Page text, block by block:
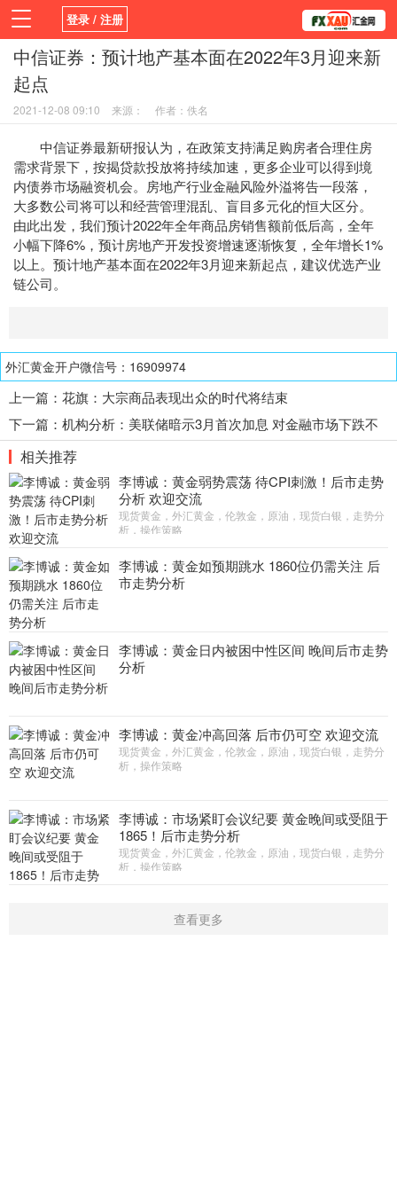
登录 / 注册
首页 新闻 观点 货币
学院
平台
中信证券：预计地产基本面在2022年3月迎来新
起点
2021-12-08 09:10 来源： 作者：佚名
中信证券最新研报认为，在政策支持满足购房者合理住房
需求背景下，按揭贷款投放将持续加速，更多企业可以得到境
内债券市场融资机会。房地产行业金融风险外溢将告一段落，
大多数公司将可以和经营管理混乱、盲目多元化的恒大区分。
由此出发，我们预计2022年全年商品房销售额前低后高，全年
小幅下降6%，预计房地产开发投资增速逐渐恢复，全年增长1%
以上。预计地产基本面在2022年3月迎来新起点，建议优选产业
链公司。
外汇黄金开户微信号：16909974
上一篇： 花旗：大宗商品表现出众的时代将结束
下一篇： 机构分析：美联储暗示3月首次加息 对金融市场下跌不
加理会
相关推荐
李博诚：黄金弱势震荡 待CPI刺激！后市走势
分析 欢迎交流
现货黄金，外汇黄金，伦敦金，原油，现货白银，走势分
析，操作策略
李博诚：黄金如预期跳水 1860位仍需关注 后
市走势分析
李博诚：黄金日内被困中性区间 晚间后市走势
分析
李博诚：黄金冲高回落 后市仍可空 欢迎交流
现货黄金，外汇黄金，伦敦金，原油，现货白银，走势分
析，操作策略
李博诚：市场紧盯会议纪要 黄金晚间或受阻于
1865！后市走势分析
现货黄金，外汇黄金，伦敦金，原油，现货白银，走势分
析，操作策略
查看更多